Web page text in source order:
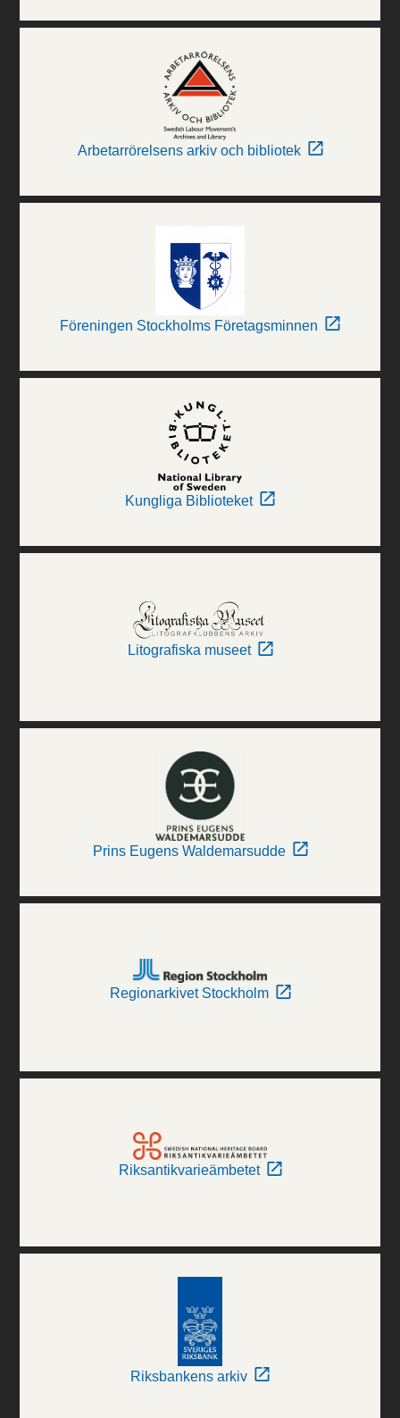
Arbetarrörelsens arkiv och bibliotek
Föreningen Stockholms Företagsminnen
Kungliga Biblioteket
Litografiska museet
Prins Eugens Waldemarsudde
Regionarkivet Stockholm
Riksantikvarieämbetet
Riksbankens arkiv